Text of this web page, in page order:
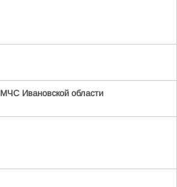
МЧС Ивановской области